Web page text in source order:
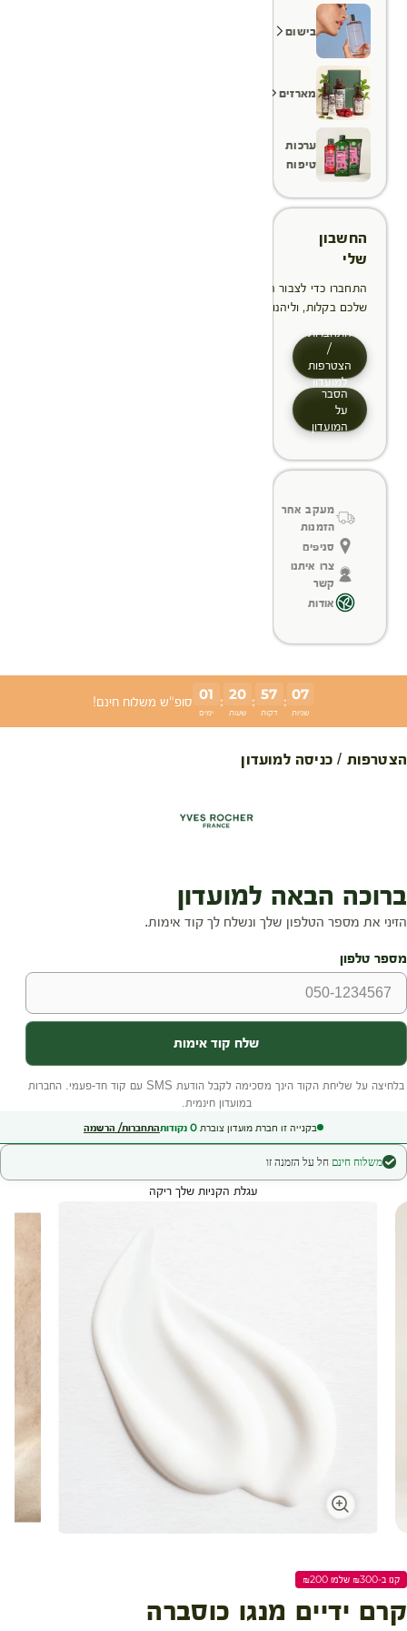
בישום
מארזים
ערכות
טיפוח
החשבון
שלי
התחברו כדי לצבור הטבות, לנהל ולעקוב אחר ההזמנות
שלכם בקלות, וליהנות מתהליך תשלום מהיר יותר
התחברות
/
הצטרפות
למועדון
הסבר
על
המועדון
מעקב אחר
הזמנות
סניפים
צרו איתנו
קשר
אודות
01
ימים
: 20
שעות
: 57
דקות
: 07
שניות
סופ"ש משלוח חינם!
הצטרפות / כניסה למועדון
בקנייה זו חברת מועדון צוברת 0 נקודותהתחברות/ הרשמה
משלוח חינם חל על הזמנה זו
עגלת הקניות שלך ריקה
קנו ב-₪300 שלמו ₪200
קרם ידיים מנגו כוסברה